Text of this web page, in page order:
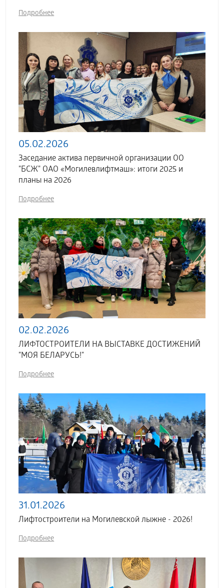
Подробнее
05.02.2026
Заседание актива первичной организации ОО
"БСЖ" ОАО «Могилевлифтмаш»: итоги 2025 и
планы на 2026
Подробнее
02.02.2026
ЛИФТОСТРОИТЕЛИ НА ВЫСТАВКЕ ДОСТИЖЕНИЙ
"МОЯ БЕЛАРУСЬ!"
Подробнее
31.01.2026
Лифтостроители на Могилевской лыжне - 2026!
Подробнее